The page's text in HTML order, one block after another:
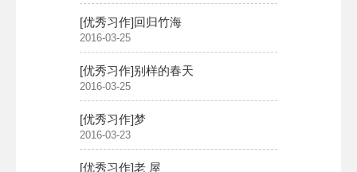
[优秀习作]回归竹海​
2016-03-25
[优秀习作]别样的春天​
2016-03-25
[优秀习作]梦​
2016-03-23
[优秀习作]老 屋​